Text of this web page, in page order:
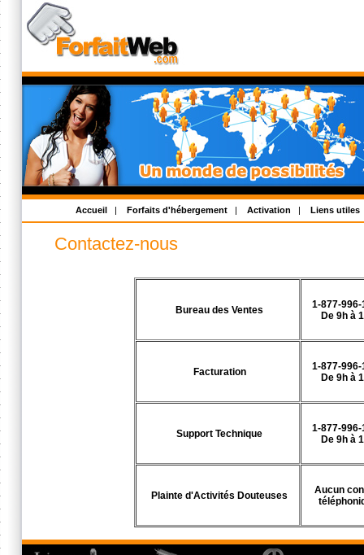
Accueil| Forfaits d'hébergement| Activation | Liens utiles
Contactez-nous
Bureau des Ventes
1-877-996-
De 9h à
Facturation
1-877-996-
De 9h à
Support Technique
1-877-996-
De 9h à
Plainte d'Activités Douteuses
Aucun